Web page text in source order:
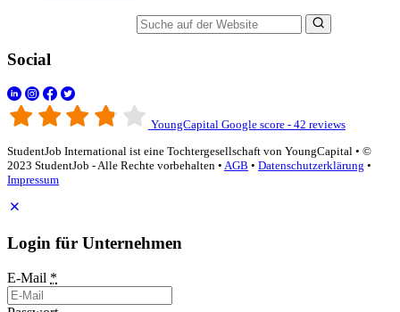
Social
YoungCapital Google score - 42 reviews
StudentJob International ist eine Tochtergesellschaft von YoungCapital • ©
2023 StudentJob - Alle Rechte vorbehalten • AGB • Datenschutzerklärung •
Impressum
Login für Unternehmen
E-Mail *